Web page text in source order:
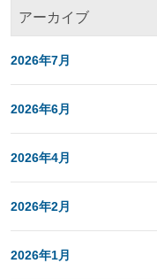
アーカイブ
2026年7月
2026年6月
2026年4月
2026年2月
2026年1月